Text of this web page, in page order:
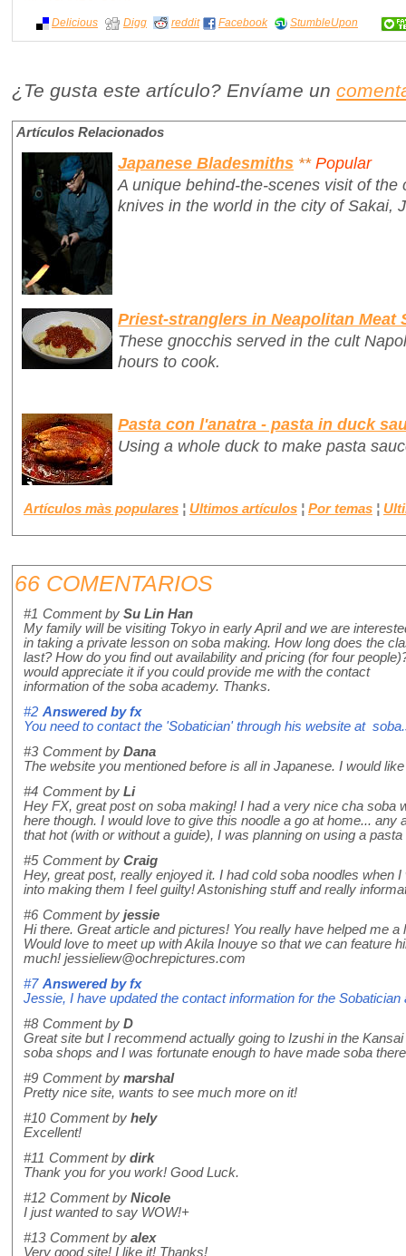
Delicious Digg reddit Facebook StumbleUpon
¿Te gusta este artículo? Envíame un
Artículos Relacionados
Japanese Bladesmiths ** Popular
A unique behind-the-scenes visit of
knives in the world in the city of Sakai,
Priest-stranglers in Neapolitan Meat
These gnocchis served in the cult
hours to cook.
Pasta con l'anatra - pasta in duck
Using a whole duck to make pasta
Artículos màs populares ¦ Ultimos artículos ¦ Por temas ¦
66 COMENTARIOS
#1 Comment by Su Lin Han
My family will be visiting Tokyo in early April and we are
in taking a private lesson on soba making. How long does the
last? How do you find out availability and pricing (for four
would appreciate it if you could provide me with the contact
information of the soba academy. Thanks.
#2 Answered byfx
You need to contact the 'Sobatician' through his website at
#3 Comment by Dana
The website you mentioned before is all in Japanese. I would
#4 Comment by Li
Hey FX, great post on soba making! I had a very nice cha
here though. I would love to give this noodle a go at home...
that hot (with or without a guide), I was planning on using a
#5 Comment by Craig
Hey, great post, really enjoyed it. I had cold soba noodles
into making them I feel guilty! Astonishing stuff and really
#6 Comment by jessie
Hi there. Great article and pictures! You really have helped me
Would love to meet up with Akila Inouye so that we can feature
much! jessieliew@ochrepictures.com
#7 Answered byfx
Jessie, I have updated the contact information for the
#8 Comment by D
Great site but I recommend actually going to Izushi in the
soba shops and I was fortunate enough to have made soba
#9 Comment by marshal
Pretty nice site, wants to see much more on it!
#10 Comment by hely
Excellent!
#11 Comment by dirk
Thank you for you work! Good Luck.
#12 Comment by Nicole
I just wanted to say WOW!+
#13 Comment by alex
Very good site! I like it! Thanks!